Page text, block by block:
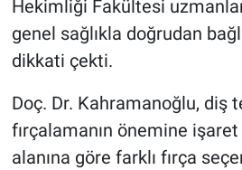
Hekimliği Fakültesi
genel sağlıkla doğrudan
dikkati çekti.
Doç. Dr. Kahramanoğlu, diş
fırçalamanın önemine
alanına göre farklı fırça